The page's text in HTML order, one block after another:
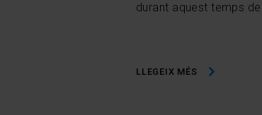
durant aquest temps
LLEGEIX MÉS